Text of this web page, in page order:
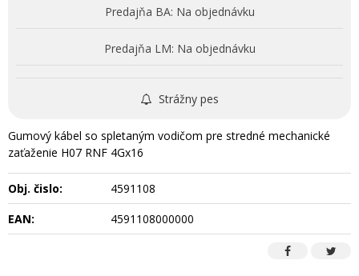
Predajňa BA: Na objednávku
Predajňa LM: Na objednávku
Strážny pes
Gumový kábel so spletaným vodičom pre stredné mechanické
zaťaženie H07 RNF 4Gx16
Obj. čislo:
4591108
EAN:
4591108000000